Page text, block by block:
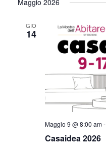
la
Maggio 2026
GIO
14
Casaidea 2026
Maggio 9 @ 8:00 am-